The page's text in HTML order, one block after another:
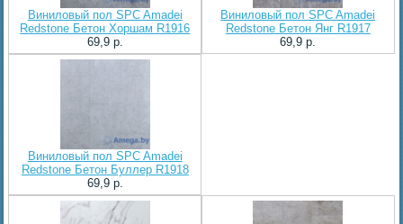
Виниловый пол SPC Amadei
Redstone Бетон Хоршам R1916
69,9 p.
Виниловый пол SPC Amadei
Redstone Бетон Янг R1917
69,9 p.
Виниловый пол SPC Amadei
Redstone Бетон Буллер R1918
69,9 p.